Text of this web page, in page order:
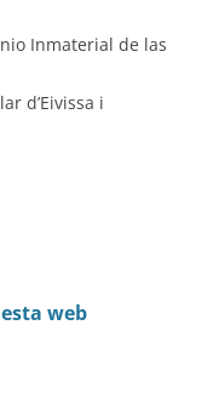
Inmaterial de las
d’Eivissa i
web